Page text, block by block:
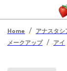
Home / アナスタ
メークアップ / アイ